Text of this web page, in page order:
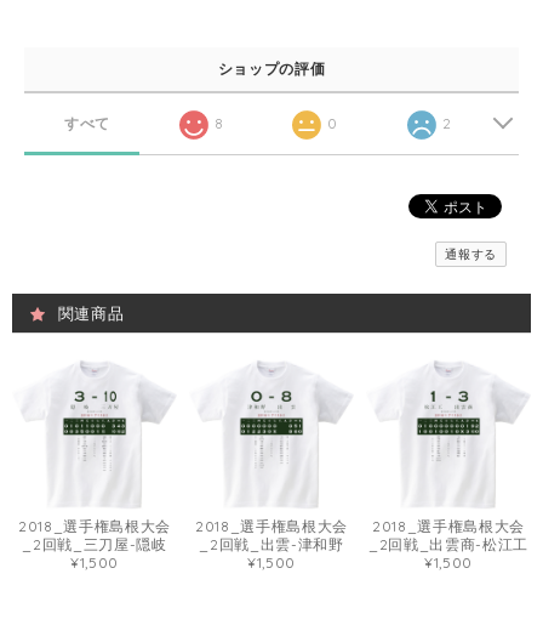
ショップの評価
すべて 8 0 2
通報する
関連商品
2018_選手権島根大会
_2回戦_三刀屋-隠岐
¥1,500
2018_選手権島根大会
_2回戦_出雲-津和野
¥1,500
2018_選手権島根大会
_2回戦_出雲商-松江工
¥1,500